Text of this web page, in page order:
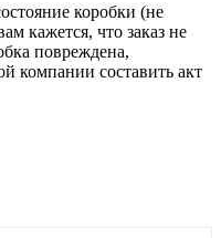
коробки (не
кажется, что заказ не
повреждена,
компании составить акт